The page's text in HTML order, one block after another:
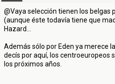
@Vaya selección tienen los belgas
(aunque éste todavía tiene que
Hazard...
Además sólo por Eden ya merece
decís por aquí, los centroeuropeos
los próximos años.